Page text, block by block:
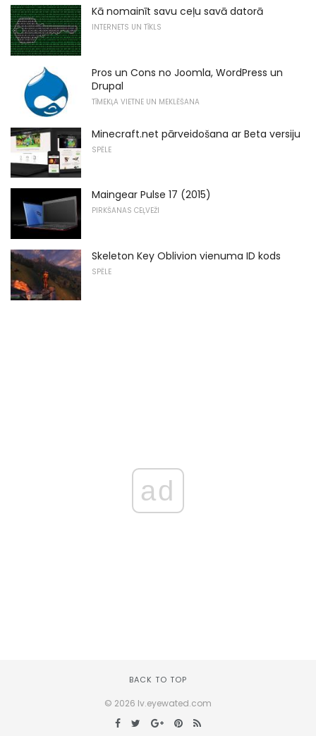
Kā nomainīt savu ceļu savā datorā
INTERNETS UN TĪKLS
Pros un Cons no Joomla, WordPress un
Drupal
TĪMEKĻA VIETNE UN MEKLĒŠANA
Minecraft.net pārveidošana ar Beta versiju
SPĒLE
Maingear Pulse 17 (2015)
PIRKŠANAS CEĻVEŽI
Skeleton Key Oblivion vienuma ID kods
SPĒLE
ad
BACK TO TOP
© 2026 lv.eyewated.com